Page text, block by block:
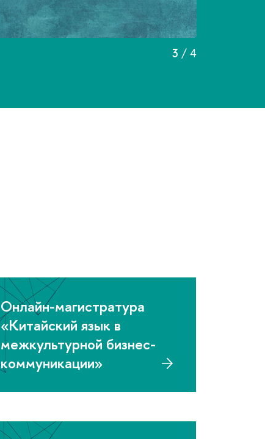
4 / 4
Онлайн-магистратура
«Китайский язык
межкультурной бизнес-
коммуникации»